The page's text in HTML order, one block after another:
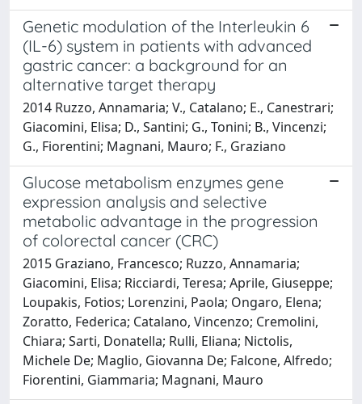
Genetic modulation of the Interleukin 6
(IL-6) system in patients with advanced
gastric cancer: a background for an
alternative target therapy
2014 Ruzzo, Annamaria; V., Catalano; E., Canestrari;
Giacomini, Elisa; D., Santini; G., Tonini; B., Vincenzi;
G., Fiorentini; Magnani, Mauro; F., Graziano
Glucose metabolism enzymes gene
expression analysis and selective
metabolic advantage in the progression
of colorectal cancer (CRC)
2015 Graziano, Francesco; Ruzzo, Annamaria;
Giacomini, Elisa; Ricciardi, Teresa; Aprile, Giuseppe;
Loupakis, Fotios; Lorenzini, Paola; Ongaro, Elena;
Zoratto, Federica; Catalano, Vincenzo; Cremolini,
Chiara; Sarti, Donatella; Rulli, Eliana; Nictolis,
Michele De; Maglio, Giovanna De; Falcone, Alfredo;
Fiorentini, Giammaria; Magnani, Mauro